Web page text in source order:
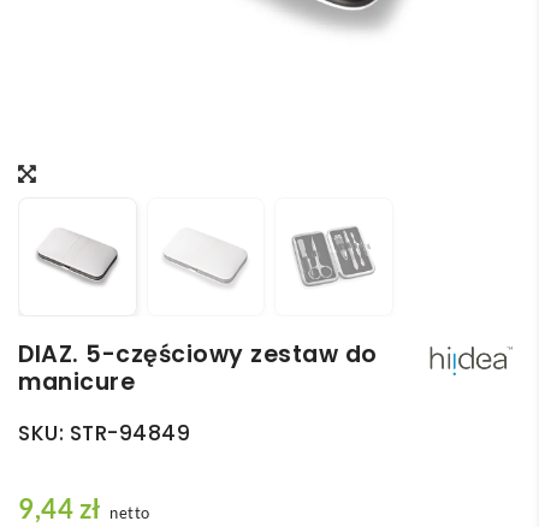
DIAZ. 5-częściowy zestaw do
manicure
SKU: STR-94849
9,44zł netto